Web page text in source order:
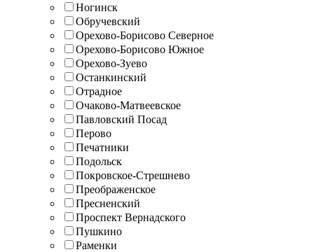
Ногинск
Обручевский
Орехово-Борисово Северное
Орехово-Борисово Южное
Орехово-Зуево
Останкинский
Отрадное
Очаково-Матвеевское
Павловский Посад
Перово
Печатники
Подольск
Покровское-Стрешнево
Преображенское
Пресненский
Проспект Вернадского
Пушкино
Раменки